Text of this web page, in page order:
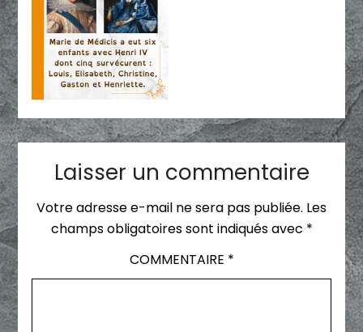
Laisser un commentaire
Votre adresse e-mail ne sera pas publiée. Les
champs obligatoires sont indiqués avec *
COMMENTAIRE *